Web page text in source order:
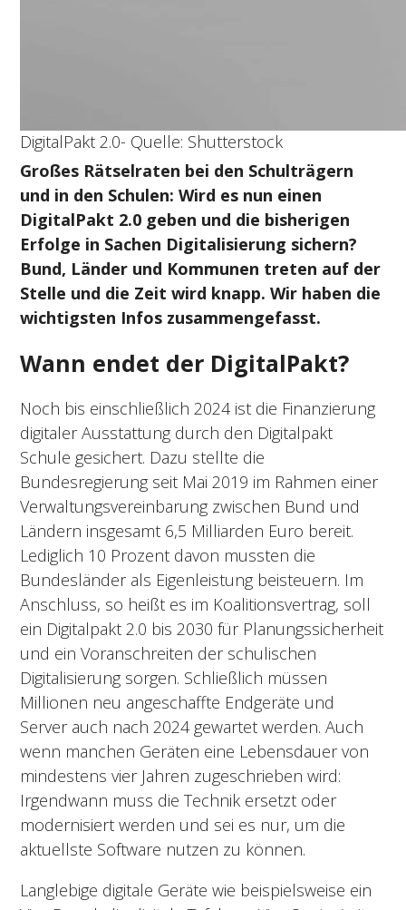
DigitalPakt 2.0- Quelle: Shutterstock
Großes Rätselraten bei den Schulträgern
und in den Schulen: Wird es nun einen
DigitalPakt 2.0 geben und die bisherigen
Erfolge in Sachen Digitalisierung sichern?
Bund, Länder und Kommunen treten auf der
Stelle und die Zeit wird knapp. Wir haben die
wichtigsten Infos zusammengefasst.
Wann endet der DigitalPakt?
Noch bis einschließlich 2024 ist die Finanzierung
digitaler Ausstattung durch den Digitalpakt
Schule gesichert. Dazu stellte die
Bundesregierung seit Mai 2019 im Rahmen einer
Verwaltungsvereinbarung zwischen Bund und
Ländern insgesamt 6,5 Milliarden Euro bereit.
Lediglich 10 Prozent davon mussten die
Bundesländer als Eigenleistung beisteuern. Im
Anschluss, so heißt es im Koalitionsvertrag, soll
ein Digitalpakt 2.0 bis 2030 für Planungssicherheit
und ein Voranschreiten der schulischen
Digitalisierung sorgen. Schließlich müssen
Millionen neu angeschaffte Endgeräte und
Server auch nach 2024 gewartet werden. Auch
wenn manchen Geräten eine Lebensdauer von
mindestens vier Jahren zugeschrieben wird:
Irgendwann muss die Technik ersetzt oder
modernisiert werden und sei es nur, um die
aktuellste Software nutzen zu können.
Langlebige digitale Geräte wie beispielsweise ein